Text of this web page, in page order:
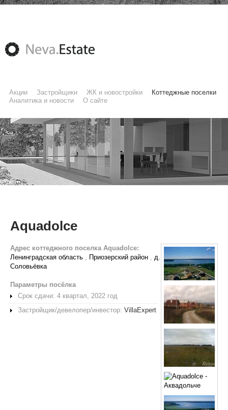
Акции Застройщики ЖК и новостройки
Коттеджные поселки
Аналитика и новости
О сайте
Aquadolce
Адрес коттеджного поселка Aquadolce:
Ленинградская область , Приозерский район , д.
Соловьёвка
Параметры посёлка
Срок сдачи: 4 квартал, 2022 год
Застройщик/девелопер/инвестор: VillaExpert